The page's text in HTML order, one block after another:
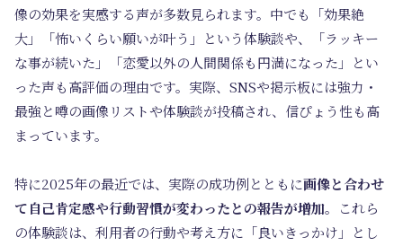
像の効果を実感する声が多数見られます。中でも「効果絶
大」「怖いくらい願いが叶う」という体験談や、「ラッキー
な事が続いた」「恋愛以外の人間関係も円満になった」とい
った声も高評価の理由です。実際、SNSや掲示板には強力・
最強と噂の画像リストや体験談が投稿され、信ぴょう性も高
まっています。
特に2025年の最近では、実際の成功例とともに画像と合わせ
て自己肯定感や行動習慣が変わったとの報告が増加。これら
の体験談は、利用者の行動や考え方に「良いきっかけ」とし